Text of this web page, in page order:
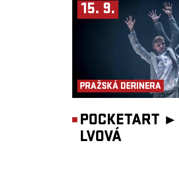
15. 9.
PRAŽSKÁ DERINERA
POCKETART ►
LVOVÁ